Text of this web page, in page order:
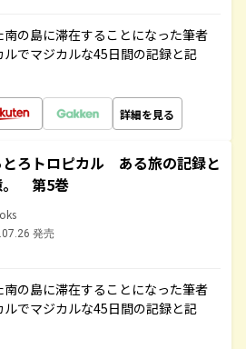
の島に滞在することになった筆者
でマジカルな45日間の記録と記
詳細を見る
とろトロピカル ある旅の記録と
。 第5巻
発売
の島に滞在することになった筆者
でマジカルな45日間の記録と記